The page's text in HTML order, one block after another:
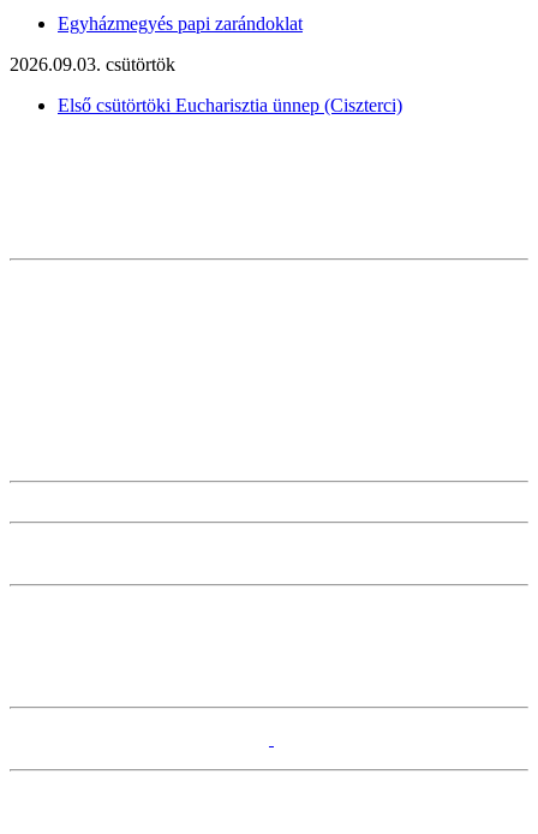
Egyházmegyés papi zarándoklat
2026.09.03. csütörtök
Első csütörtöki Eucharisztia ünnep (Ciszterci)